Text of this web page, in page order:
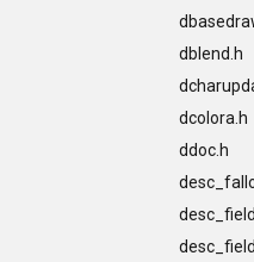
dblend.h
dcolora.h
ddoc.h